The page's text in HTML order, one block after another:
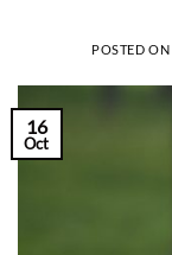
POSTED ON
16
Oct